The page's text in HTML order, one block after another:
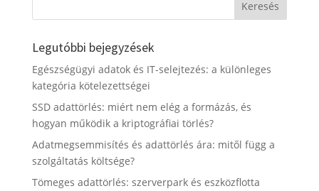
Legutóbbi bejegyzések
Egészségügyi adatok és IT-selejtezés: a különleges
kategória kötelezettségei
SSD adattörlés: miért nem elég a formázás, és
hogyan működik a kriptográfiai törlés?
Adatmegsemmisítés és adattörlés ára: mitől függ a
szolgáltatás költsége?
Tömeges adattörlés: szerverpark és eszközflotta